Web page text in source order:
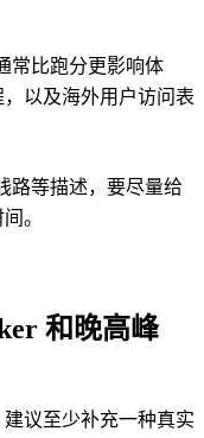
常比跑分更影响体
以及海外用户访问表
路等描述，要尽量给
。
和晚高峰
议至少补充一种真实